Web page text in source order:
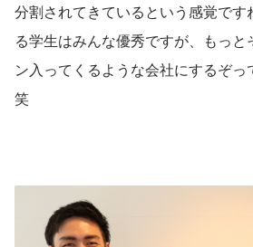
分割されてきているという感覚です
る学生はみんな優秀ですが、もっ
ン入ってくるような会社にするぞっ
笑